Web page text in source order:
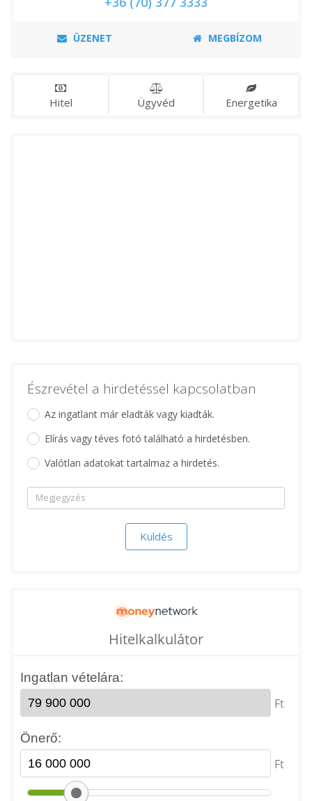
ÜZENET MEGBÍZOM
Hitel Ügyvéd Energetika
Észrevétel a hirdetéssel kapcsolatban
Az ingatlant már eladták vagy kiadták.
Elírás vagy téves fotó található a hirdetésben.
Valótlan adatokat tartalmaz a hirdetés.